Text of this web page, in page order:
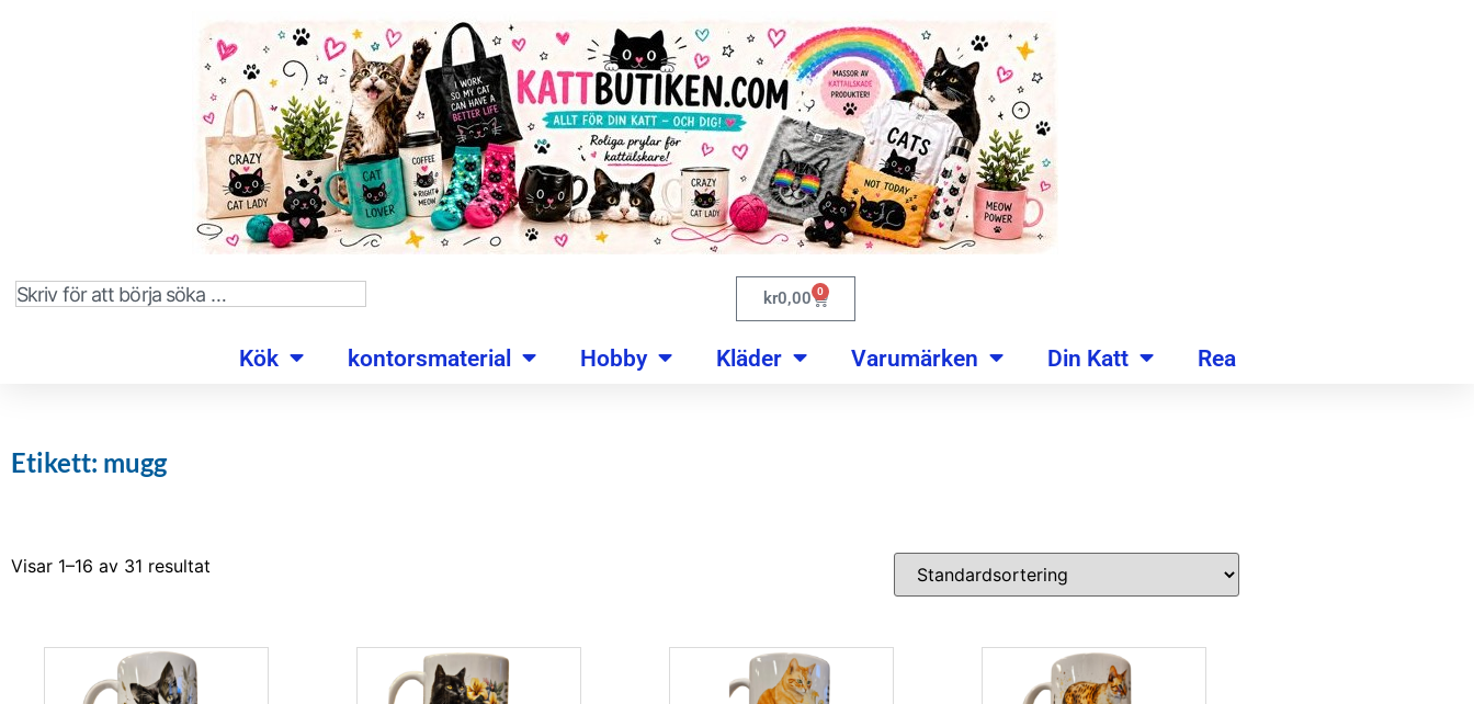
kr0,00 0
Kök kontorsmaterial Hobby Kläder Varumärken Din Katt Rea
Etikett: mugg
Visar 1–16 av 31 resultat